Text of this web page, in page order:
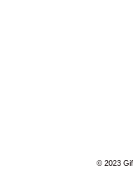
© 2023